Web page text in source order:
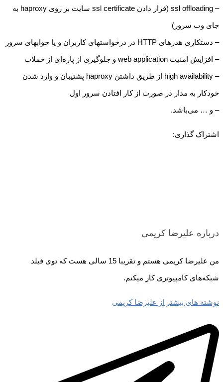
– ssl offloading (قرار دادن ssl certificate سایت بر روی haproxy به
جای وب سرور)
– دستکاری هدرهای HTTP در درخواستهای کاربران و یا جوابهای سرور
– افزایش امنیت web application و جلوگیری از پاره‌ای از حملات
– high availability از طریق داشتن haproxy پشتیبان و وارد شدن
خودکار به مدار در صورت از کار افتادن سرور اول
– و … می‌باشد.
اشتراک گذاری:
درباره علیرضا کریمی
من علیرضا کریمی هستم و تقریبا 15 سالی هست که توی فیلد
شبکه‌های کامپیوتری کار میکنم.
نوشته های بیشتر از علیرضا کریمی